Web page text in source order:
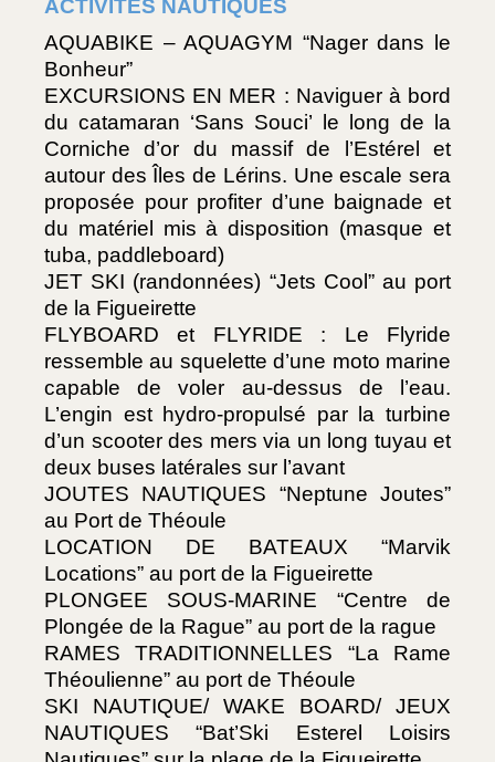
ACTIVITES NAUTIQUES
AQUABIKE – AQUAGYM “Nager dans le
Bonheur”
EXCURSIONS EN MER : Naviguer à bord
du catamaran ‘Sans Souci’ le long de la
Corniche d’or du massif de l’Estérel et
autour des Îles de Lérins. Une escale sera
proposée pour profiter d’une baignade et
du matériel mis à disposition (masque et
tuba, paddleboard)
JET SKI (randonnées) “Jets Cool” au port
de la Figueirette
FLYBOARD et FLYRIDE : Le Flyride
ressemble au squelette d’une moto marine
capable de voler au-dessus de l’eau.
L’engin est hydro-propulsé par la turbine
d’un scooter des mers via un long tuyau et
deux buses latérales sur l’avant
JOUTES NAUTIQUES “Neptune Joutes”
au Port de Théoule
LOCATION DE BATEAUX “Marvik
Locations” au port de la Figueirette
PLONGEE SOUS-MARINE “Centre de
Plongée de la Rague” au port de la rague
RAMES TRADITIONNELLES “La Rame
Théoulienne” au port de Théoule
SKI NAUTIQUE/ WAKE BOARD/ JEUX
NAUTIQUES “Bat’Ski Esterel Loisirs